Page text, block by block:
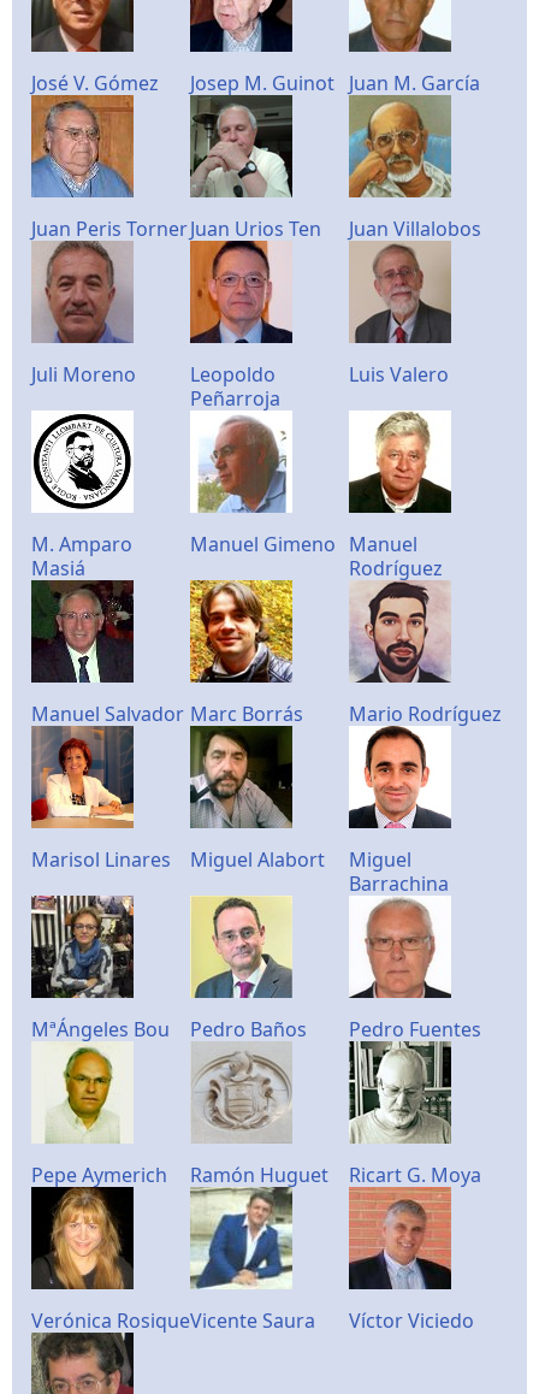
José V. Gómez Josep M. Guinot Juan M. García
Juan Peris TornerJuan Urios Ten Juan Villalobos
Juli Moreno
Leopoldo
Peñarroja
Luis Valero
M. Amparo
Masiá
Manuel Gimeno Manuel
Rodríguez
Manuel Salvador Marc Borrás Mario Rodríguez
Marisol Linares Miguel Alabort
Miguel
Barrachina
MªÁngeles Bou Pedro Baños Pedro Fuentes
Pepe Aymerich Ramón Huguet Ricart G. Moya
Verónica RosiqueVicente Saura Víctor Viciedo